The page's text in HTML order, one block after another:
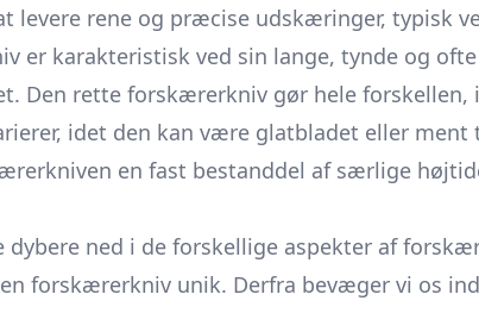
levere rene og præcise udskæringer, typisk
er karakteristisk ved sin lange, tynde og
Den rette forskærerkniv gør hele
idet den kan være glatbladet eller
en fast bestanddel af særlige
dybere ned i de forskellige aspekter af
forskærerkniv unik. Derfra bevæger vi os